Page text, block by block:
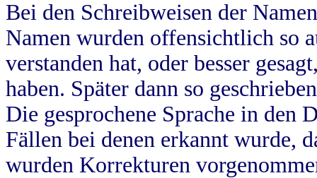
Bei den Schreibweisen der
Namen wurden offensichtlich so
verstanden hat, oder besser
haben. Später dann so
Die gesprochene Sprache in
Fällen bei denen erkannt wurde,
wurden Korrekturen